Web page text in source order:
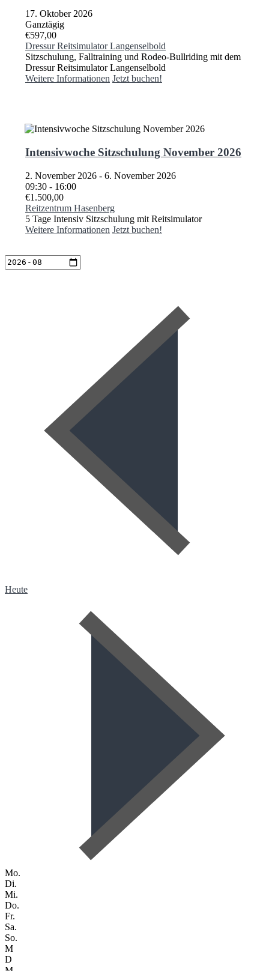
17. Oktober 2026
Ganztägig
€597,00
Dressur Reitsimulator Langenselbold
Sitzschulung, Falltraining und Rodeo-Bullriding mit dem
Dressur Reitsimulator Langenselbold
Weitere Informationen Jetzt buchen!
Intensivwoche Sitzschulung November 2026
2. November 2026 - 6. November 2026
09:30 - 16:00
€1.500,00
Reitzentrum Hasenberg
5 Tage Intensiv Sitzschulung mit Reitsimulator
Weitere Informationen Jetzt buchen!
Heute
Mo.
Di.
Mi.
Do.
Fr.
Sa.
So.
M
D